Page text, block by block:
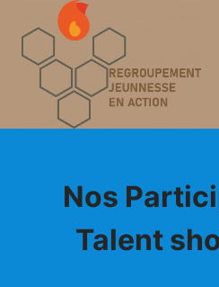
Nos
Talent